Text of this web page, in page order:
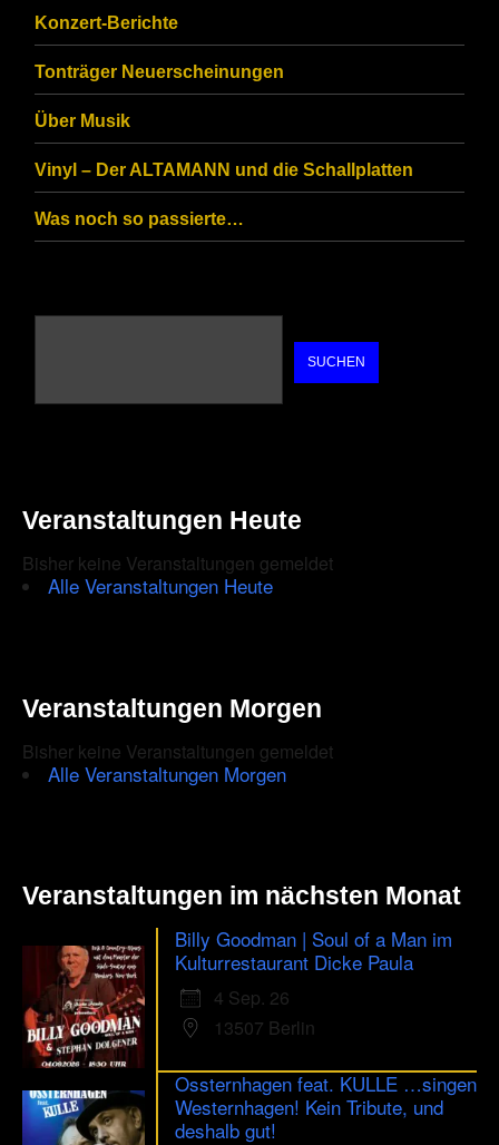
Konzert-Berichte
Tonträger Neuerscheinungen
Über Musik
Vinyl – Der ALTAMANN und die Schallplatten
Was noch so passierte…
SUCHEN
Veranstaltungen Heute
Bisher keine Veranstaltungen gemeldet
Alle Veranstaltungen Heute
Veranstaltungen Morgen
Bisher keine Veranstaltungen gemeldet
Alle Veranstaltungen Morgen
Veranstaltungen im nächsten Monat
Billy Goodman | Soul of a Man im
Kulturrestaurant Dicke Paula
4 Sep. 26
13507 Berlin
Ossternhagen feat. KULLE …singen
Westernhagen! Kein Tribute, und
deshalb gut!